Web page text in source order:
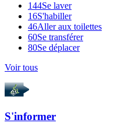
144Se laver
16S'habiller
46Aller aux toilettes
60Se transférer
80Se déplacer
Voir tous
S'informer